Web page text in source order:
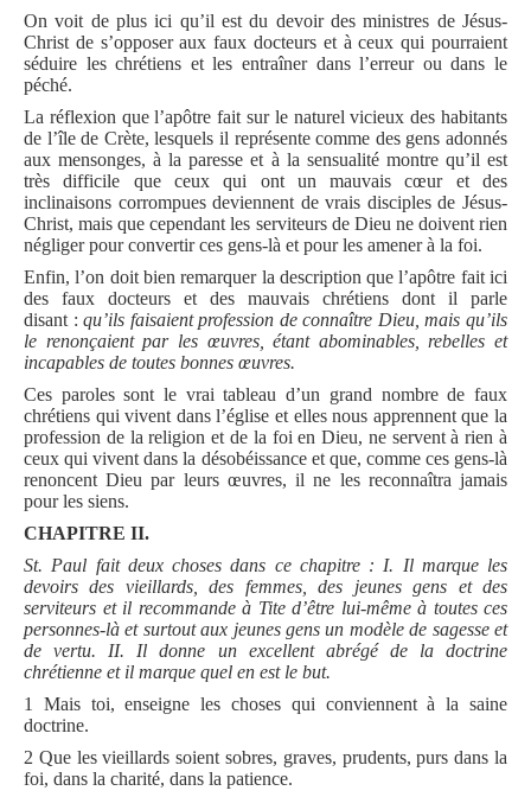
On voit de plus ici qu’il est du devoir des ministres de Jésus-
Christ de s’opposer aux faux docteurs et à ceux qui pourraient
séduire les chrétiens et les entraîner dans l’erreur ou dans le
péché.
La réflexion que l’apôtre fait sur le naturel vicieux des habitants
de l’île de Crète, lesquels il représente comme des gens adonnés
aux mensonges, à la paresse et à la sensualité montre qu’il est
très difficile que ceux qui ont un mauvais cœur et des
inclinaisons corrompues deviennent de vrais disciples de Jésus-
Christ, mais que cependant les serviteurs de Dieu ne doivent rien
négliger pour convertir ces gens-là et pour les amener à la foi.
Enfin, l’on doit bien remarquer la description que l’apôtre fait ici
des faux docteurs et des mauvais chrétiens dont il parle
disant :qu’ils faisaient profession de connaître Dieu, mais qu’ils
le renonçaient par les œuvres, étant abominables, rebelles et
incapables de toutes bonnes œuvres.
Ces paroles sont le vrai tableau d’un grand nombre de faux
chrétiens qui vivent dans l’église et elles nous apprennent que la
profession de la religion et de la foi en Dieu, ne servent à rien à
ceux qui vivent dans la désobéissance et que, comme ces gens-là
renoncent Dieu par leurs œuvres, il ne les reconnaîtra jamais
pour les siens.
CHAPITRE II.
St. Paul fait deux choses dans ce chapitre : I. Il marque les
devoirs des vieillards, des femmes, des jeunes gens et des
serviteurs et il recommande à Tite d’être lui-même à toutes ces
personnes-là et surtout aux jeunes gens un modèle de sagesse et
de vertu. II. Il donne un excellent abrégé de la doctrine
chrétienne et il marque quel en est le but.
1 Mais toi, enseigne les choses qui conviennent à la saine
doctrine.
2 Que les vieillards soient sobres, graves, prudents, purs dans la
foi, dans la charité, dans la patience.